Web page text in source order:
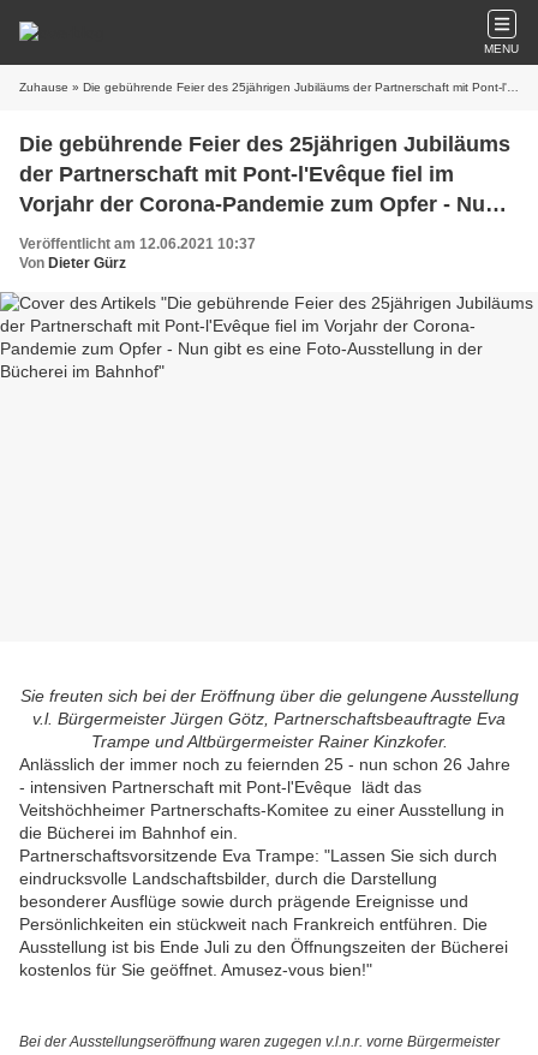
MENU
Zuhause » Die gebührende Feier des 25jährigen Jubiläums der Partnerschaft mit Pont-l'Evêque fiel im Vorjahr der Corona-Pandemie zum Opfer - Nun gibt es eine Foto-Ausstellung in der Bücherei im Bahnhof
Die gebührende Feier des 25jährigen Jubiläums
der Partnerschaft mit Pont-l'Evêque fiel im
Vorjahr der Corona-Pandemie zum Opfer - Nun
gibt es eine Foto-Ausstellung in der Bücherei im
Bahnhof
Veröffentlicht am 12.06.2021 10:37
Von Dieter Gürz
Sie freuten sich bei der Eröffnung über die gelungene Ausstellung
v.l. Bürgermeister Jürgen Götz, Partnerschaftsbeauftragte Eva
Trampe und Altbürgermeister Rainer Kinzkofer.
Anlässlich der immer noch zu feiernden 25 - nun schon 26 Jahre
- intensiven Partnerschaft mit Pont-l'Evêque lädt das
Veitshöchheimer Partnerschafts-Komitee zu einer Ausstellung in
die Bücherei im Bahnhof ein.
Partnerschaftsvorsitzende Eva Trampe: "Lassen Sie sich durch
eindrucksvolle Landschaftsbilder, durch die Darstellung
besonderer Ausflüge sowie durch prägende Ereignisse und
Persönlichkeiten ein stückweit nach Frankreich entführen. Die
Ausstellung ist bis Ende Juli zu den Öffnungszeiten der Bücherei
kostenlos für Sie geöffnet. Amusez-vous bien!"
Bei der Ausstellungseröffnung waren zugegen v.l.n.r. vorne Bürgermeister